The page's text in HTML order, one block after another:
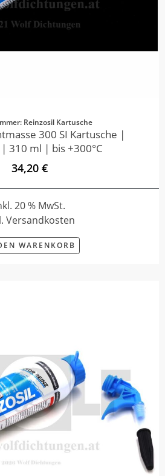
Reinzosil Kartusche
300 SI Kartusche |
310 ml | bis +300°C
34,20 €
20 % MwSt.
Versandkosten
WARENKORB